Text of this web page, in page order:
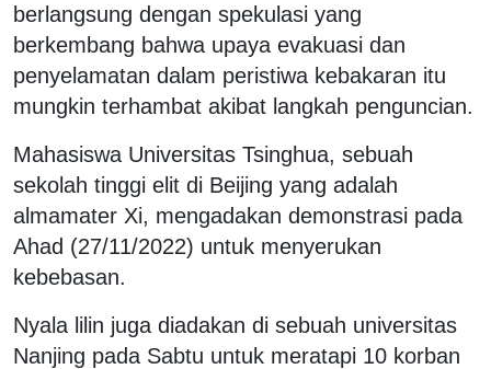
berlangsung dengan spekulasi yang
berkembang bahwa upaya evakuasi dan
penyelamatan dalam peristiwa kebakaran itu
mungkin terhambat akibat langkah penguncian.
Mahasiswa Universitas Tsinghua, sebuah
sekolah tinggi elit di Beijing yang adalah
almamater Xi, mengadakan demonstrasi pada
Ahad (27/11/2022) untuk menyerukan
kebebasan.
Nyala lilin juga diadakan di sebuah universitas
Nanjing pada Sabtu untuk meratapi 10 korban